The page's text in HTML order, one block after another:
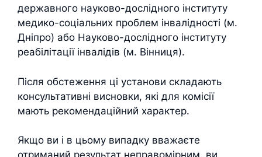
державного науково-дослідного інституту
медико-соціальних проблем інвалідності (м.
Дніпро) або Науково-дослідного інституту
реабілітації інвалідів (м. Вінниця).
Після обстеження ці установи складають
консультативні висновки, які для комісії
мають рекомендаційний характер.
Якщо ви і в цьому випадку вважаєте
отриманий результат неправомірним, ви